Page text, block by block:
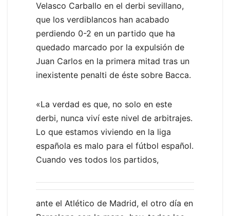
Velasco Carballo en el derbi sevillano,
que los verdiblancos han acabado
perdiendo 0-2 en un partido que ha
quedado marcado por la expulsión de
Juan Carlos en la primera mitad tras un
inexistente penalti de éste sobre Bacca.
«La verdad es que, no solo en este
derbi, nunca viví este nivel de arbitrajes.
Lo que estamos viviendo en la liga
española es malo para el fútbol español.
Cuando ves todos los partidos,
ante el Atlético de Madrid, el otro día en